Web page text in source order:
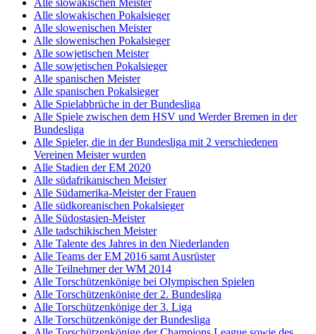
Alle slowakischen Pokalsieger
Alle slowenischen Meister
Alle slowenischen Pokalsieger
Alle sowjetischen Meister
Alle sowjetischen Pokalsieger
Alle spanischen Meister
Alle spanischen Pokalsieger
Alle Spielabbrüche in der Bundesliga
Alle Spiele zwischen dem HSV und Werder Bremen in der
Bundesliga
Alle Spieler, die in der Bundesliga mit 2 verschiedenen
Vereinen Meister wurden
Alle Stadien der EM 2020
Alle südafrikanischen Meister
Alle Südamerika-Meister der Frauen
Alle südkoreanischen Pokalsieger
Alle Südostasien-Meister
Alle tadschikischen Meister
Alle Talente des Jahres in den Niederlanden
Alle Teams der EM 2016 samt Ausrüster
Alle Teilnehmer der WM 2014
Alle Torschützenkönige bei Olympischen Spielen
Alle Torschützenkönige der 2. Bundesliga
Alle Torschützenkönige der 3. Liga
Alle Torschützenkönige der Bundesliga